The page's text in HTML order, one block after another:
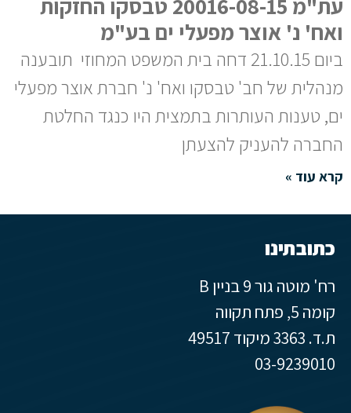
עת"מ 20016-08-15 טבסקו החזקות
ואח' נ' אוצר מפעלי ים בע"מ
ביום 21.10.15 דחה בית המשפט המחוזי תובענה
מנהלית של חב' טבסקו ואח' נ' חברת אוצר מפעלי
ים, טענות העותרות בתמצית היו כנגד החלטת
החברה להעניק להצעתן
קרא עוד »
כתובתינו
רח' מוטה גור 9 בניין B
קומה 5, פתח תקווה
ת.ד. 3363 מיקוד 49517
03-9239010